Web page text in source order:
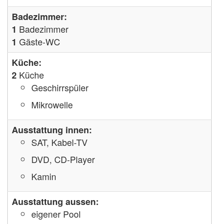
Badezimmer:
1 Badezimmer
1 Gäste-WC
Küche:
2 Küche
Geschirrspüler
Mikrowelle
Ausstattung innen:
SAT, Kabel-TV
DVD, CD-Player
Kamin
Ausstattung aussen:
eigener Pool